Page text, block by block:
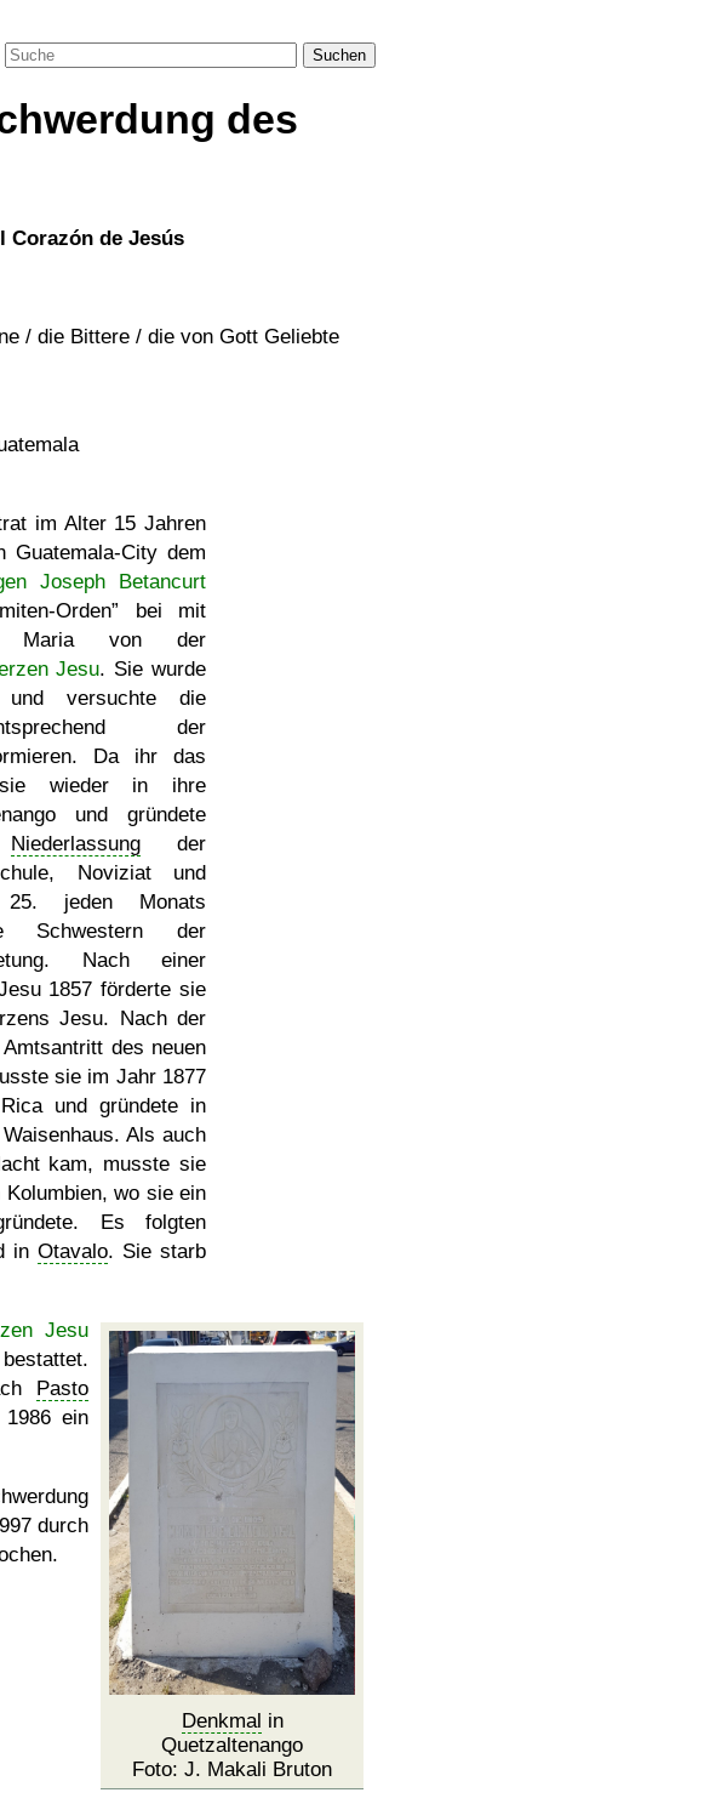
Suchen
des
Corazón de Jesús
/ die Bittere / die von Gott Geliebte
im Alter 15 Jahren
Guatemala-City dem
Joseph Betancurt
Orden
bei mit
Maria von der
Jesu. Sie wurde
versuchte die
der
Da ihr das
wieder in ihre
und gründete
Niederlassung der
Noviziat und
25. jeden Monats
Schwestern der
Nach einer
1857 förderte sie
Jesu. Nach der
des neuen
sie im Jahr 1877
und gründete in
Als auch
kam, musste sie
wo sie ein
Es folgten
in Otavalo. Sie starb
Denkmal in
Quetzaltenango
Foto: J. Makali Bruton
Jesu
bestattet.
Pasto
1986 ein
durch